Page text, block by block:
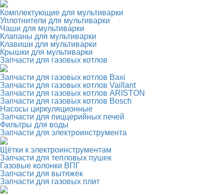
Комплектующие для мультиварки
Уплотнители для мультиварки
Чаши для мультиварки
Клапаны для мультиварки
Клавиши для мультиварки
Крышки для мультиварки
Запчасти для газовых котлов
Запчасти для газовых котлов Baxi
Запчасти для газовых котлов Vaillant
Запчасти для газовых котлов ARISTON
Запчасти для газовых котлов Bosch
Насосы циркуляционные
Запчасти для пиццерийных печей
Фильтры для воды
Запчасти для электроинструмента
Щётки к электроинструментам
Запчасти для тепловых пушек
Газовые колонки ВПГ
Запчасти для вытяжек
Запчасти для газовых плит